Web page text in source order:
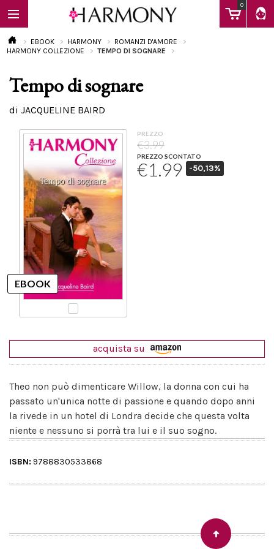
0
EBOOK
Calendario
EBOOK HARMONY
ROMANZI D'AMORE
HARMONY COLLEZIONE
TEMPO DI SOGNARE
Tempo di sognare
di JACQUELINE BAIRD
PREZZO
€3.99
PREZZO SCONTATO
€1.99 -50,13%
acquista su
Theo non può dimenticare Willow, la donna con cui ha
passato un'unica notte di passione e quando dopo anni
la rivede in un hotel di Londra decide che questa volta
niente e nessuno si porrà tra lui e il suo sogno.
ISBN: 9788830533868